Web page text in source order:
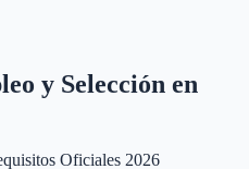
y Selección en
Oficiales 2026